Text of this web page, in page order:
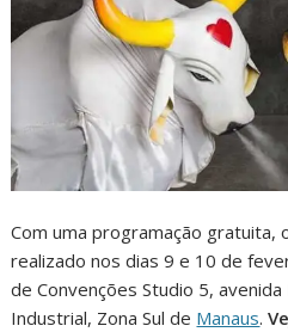
Com uma programação gratuita,
realizado nos dias 9 e 10 de
de Convenções Studio 5,
Industrial, Zona Sul de Manaus.